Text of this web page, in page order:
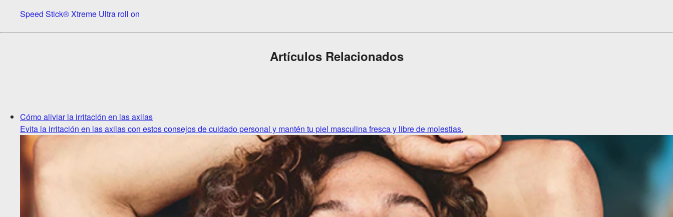
Speed Stick® Xtreme Ultra roll on
Artículos Relacionados
Cómo aliviar la irritación en las axilas
Evita la irritación en las axilas con estos consejos de cuidado personal y mantén tu piel masculina fresca y libre de molestias.